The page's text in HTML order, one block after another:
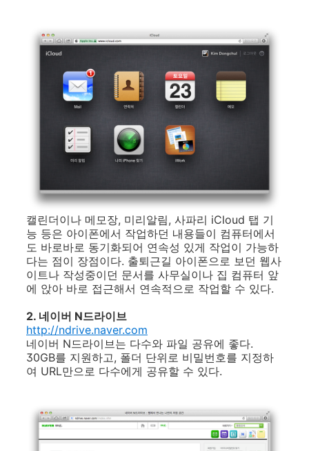
캘린더이나 메모장, 미리알림, 사파리 iCloud 탭 기
능 등은 아이폰에서 작업하던 내용들이 컴퓨터에서
도 바로바로 동기화되어 연속성 있게 작업이 가능하
다는 점이 장점이다. 출퇴근길 아이폰으로 보던 웹사
이트나 작성중이던 문서를 사무실이나 집 컴퓨터 앞
에 앉아 바로 접근해서 연속적으로 작업할 수 있다.
2. 네이버 N드라이브
http://ndrive.naver.com
네이버 N드라이브는 다수와 파일 공유에 좋다.
30GB를 지원하고, 폴더 단위로 비밀번호를 지정하
여 URL만으로 다수에게 공유할 수 있다.